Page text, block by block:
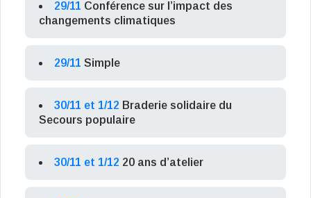
29/11 Conférence sur l’impact des
changements climatiques
29/11 Simple
30/11 et 1/12 Braderie solidaire du
Secours populaire
30/11 et 1/12 20 ans d’atelier